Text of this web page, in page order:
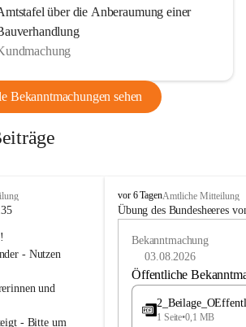
über die Anberaumung einer
Bekanntmachungen sehen
- Nutzen
und
- Bitte um
B
u
vor 6 TagenAmtliche Mitteilung
Übung des Bundesheeres
Bekanntmachung
03.08.2026
Öffentliche
1 Seite•0,1 MB